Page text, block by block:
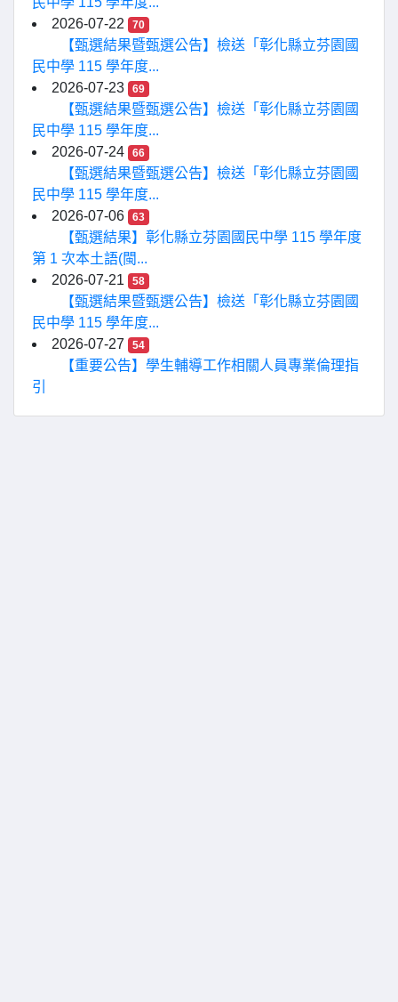
2026-07-22
70
【甄選結果暨甄選公告】檢送「彰化縣立芬園國
民中學 115 學年度...
2026-07-23
69
【甄選結果暨甄選公告】檢送「彰化縣立芬園國
民中學 115 學年度...
2026-07-24
66
【甄選結果暨甄選公告】檢送「彰化縣立芬園國
民中學 115 學年度...
2026-07-06
63
【甄選結果】彰化縣立芬園國民中學 115 學年度
第 1 次本土語(閩...
2026-07-21
58
【甄選結果暨甄選公告】檢送「彰化縣立芬園國
民中學 115 學年度...
2026-07-27
54
【重要公告】學生輔導工作相關人員專業倫理指
引